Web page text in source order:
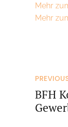
Mehr
Mehr
BFH